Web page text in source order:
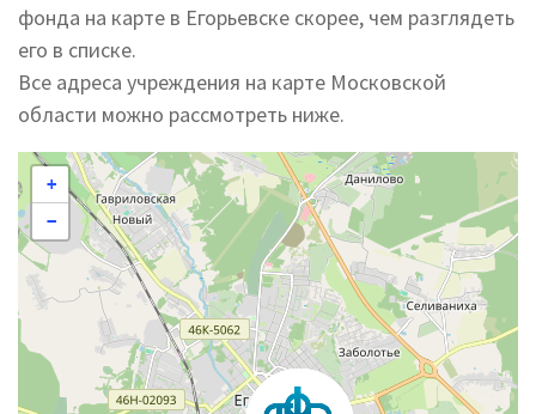
фонда на карте в Егорьевске скорее, чем разглядеть
его в списке.
Все адреса учреждения на карте Московской
области можно рассмотреть ниже.
+
−